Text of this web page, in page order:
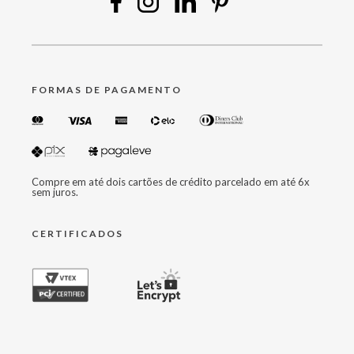
FORMAS DE PAGAMENTO
Compre em até dois cartões de crédito parcelado em até 6x
sem juros.
CERTIFICADOS